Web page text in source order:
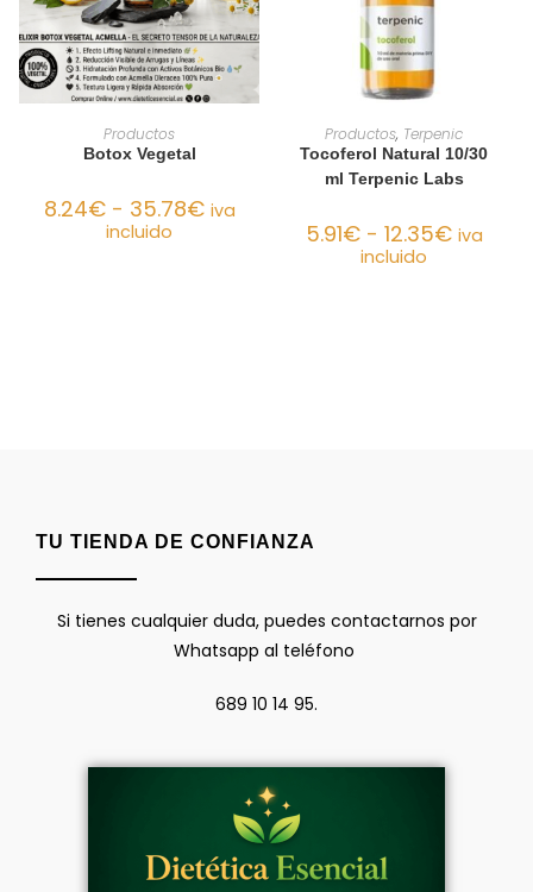
SELECCIONAR OPCIONES
Productos
Botox Vegetal
8.24€ - 35.78€ iva
incluido
SELECCIONAR OPCIONES
Productos, Terpenic
Tocoferol Natural 10/30
ml Terpenic Labs
5.91€ - 12.35€ iva
incluido
TU TIENDA DE CONFIANZA
Si tienes cualquier duda, puedes contactarnos por
Whatsapp al teléfono
689 10 14 95.